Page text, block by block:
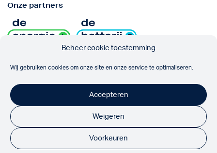
Beheer cookie toestemming
Wij gebruiken cookies om onze site en onze service te optimaliseren.
Accepteren
Weigeren
Voorkeuren
Onze partners
Volg ons
© 2026 De Zonspecialist Algemene voorwaarden
Privacyverklaring
Realisatie door:Inkoppers